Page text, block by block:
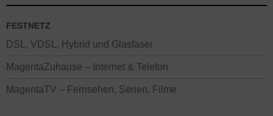
FESTNETZ
DSL, VDSL, Hybrid und Glasfaser
MagentaZuhause – Internet & Telefon
MagentaTV – Fernsehen, Serien, Filme